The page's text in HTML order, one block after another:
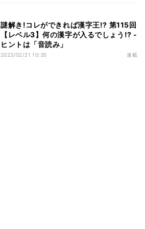
謎解き!コレができれば漢字王!? 第115回
【レベル3】何の漢字が入るでしょう!? -
ヒントは「音読み」
2023/02/21 10:35 連載